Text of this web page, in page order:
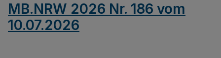
MB.NRW 2026 Nr. 186 vom
10.07.2026